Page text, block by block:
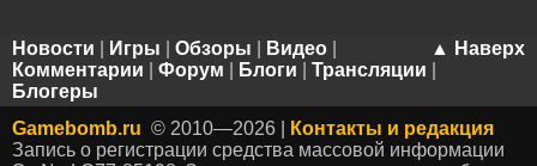
▲ Наверх
Новости Игры Обзоры Видео
Комментарии
Форум Блоги Трансляции
Блогеры
Gamebomb.ru © 2010—2026 |
Контакты и редакция
Запись о регистрации средства массовой информации